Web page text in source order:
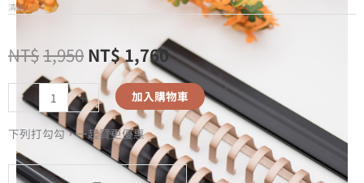
清除
NT$1,950 NT$1,760
- + 加入購物車
下列打勾勾，一起買更優惠